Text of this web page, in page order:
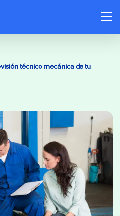
técnico mecánica de tu